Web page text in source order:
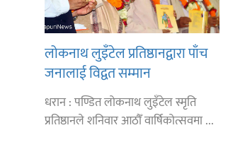
लोकनाथ लुइँटेल प्रतिष्ठानद्वारा पाँच
जनालाई विद्वत सम्मान
धरान : पण्डित लोकनाथ लुइँटेल स्मृति
प्रतिष्ठानले शनिवार आठौँ वार्षिकोत्सवमा ...